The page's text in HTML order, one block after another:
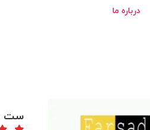
درباره ما
ست